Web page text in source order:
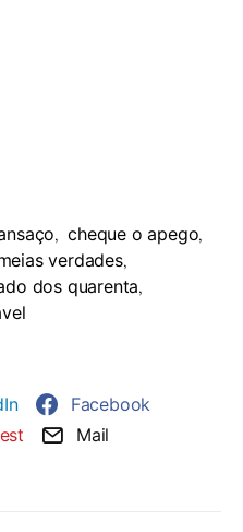
, cheque o apego,
verdades,
dos quarenta,
Facebook
Mail